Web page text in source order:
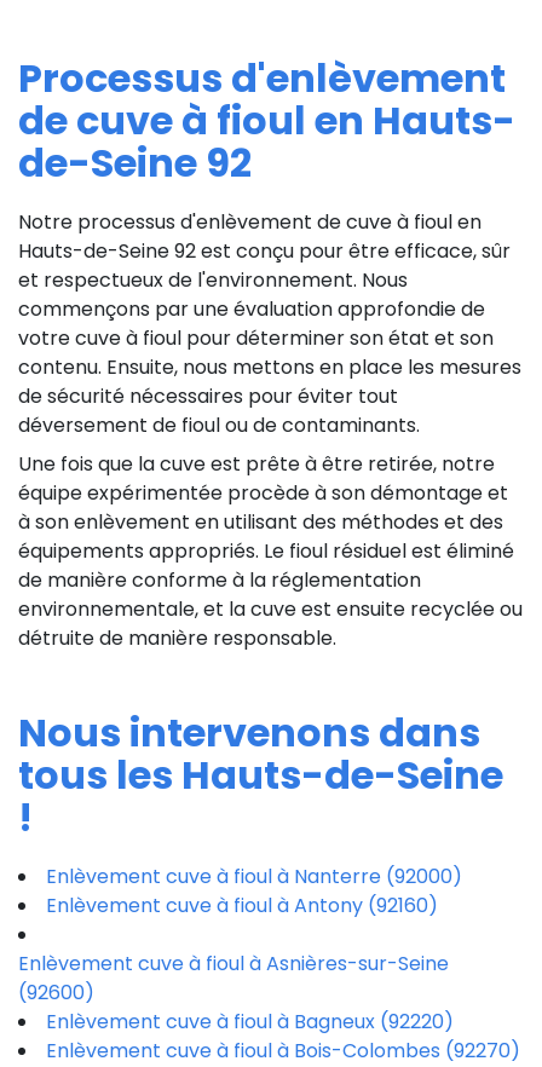
Processus d'enlèvement
de cuve à fioul en Hauts-
de-Seine 92
Notre processus d'enlèvement de cuve à fioul en
Hauts-de-Seine 92 est conçu pour être efficace, sûr
et respectueux de l'environnement. Nous
commençons par une évaluation approfondie de
votre cuve à fioul pour déterminer son état et son
contenu. Ensuite, nous mettons en place les mesures
de sécurité nécessaires pour éviter tout
déversement de fioul ou de contaminants.
Une fois que la cuve est prête à être retirée, notre
équipe expérimentée procède à son démontage et
à son enlèvement en utilisant des méthodes et des
équipements appropriés. Le fioul résiduel est éliminé
de manière conforme à la réglementation
environnementale, et la cuve est ensuite recyclée ou
détruite de manière responsable.
Nous intervenons dans
tous les Hauts-de-Seine
!
Enlèvement cuve à fioul à Nanterre (92000)
Enlèvement cuve à fioul à Antony (92160)
Enlèvement cuve à fioul à Asnières-sur-Seine
(92600)
Enlèvement cuve à fioul à Bagneux (92220)
Enlèvement cuve à fioul à Bois-Colombes (92270)